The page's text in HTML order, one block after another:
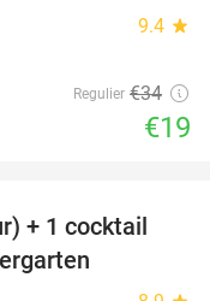
9.4 star
Regulier €34
€19
33%
+ 1 cocktail